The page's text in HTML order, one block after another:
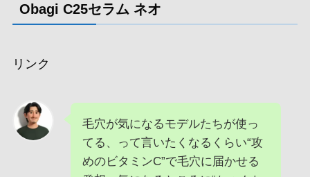
Obagi C25セラム ネオ
リンク
毛穴が気になるモデルたちが使っ
てる、って言いたくなるくらい“攻
めのビタミンC”で毛穴に届かせる